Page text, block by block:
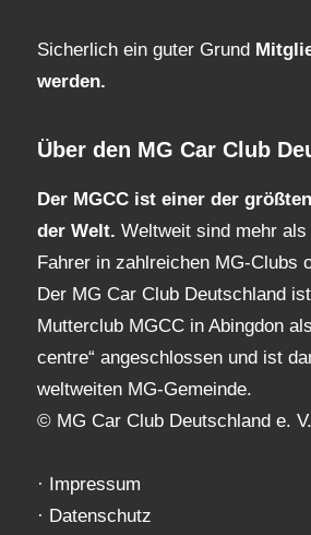
Sicherlich ein guter Grund
werden.
Über den MG Car Club
Der MGCC ist einer der
der Welt. Weltweit sind mehr als
Fahrer in zahlreichen MG-Clubs
Der MG Car Club Deutschland
Mutterclub MGCC in Abingdon
centre“ angeschlossen und ist
weltweiten MG-Gemeinde.
© MG Car Club Deutschland e. V.
· Impressum
· Datenschutz